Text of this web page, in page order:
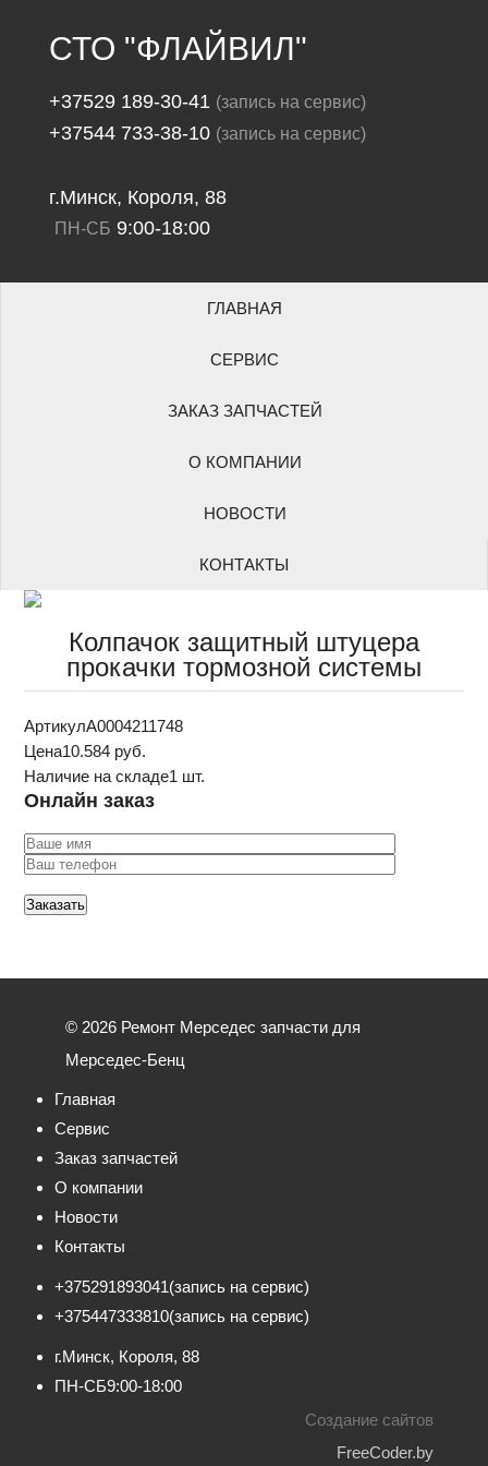
СТО "ФЛАЙВИЛ"
+37529 189-30-41 (запись на сервис)
+37544 733-38-10 (запись на сервис)
г.Минск, Короля, 88
ПН-СБ 9:00-18:00
ГЛАВНАЯ
СЕРВИС
ЗАКАЗ ЗАПЧАСТЕЙ
О КОМПАНИИ
НОВОСТИ
КОНТАКТЫ
Колпачок защитный штуцера
прокачки тормозной системы
АртикулA0004211748
Цена10.584 руб.
Наличие на складе1 шт.
Онлайн заказ
© 2026 Ремонт Мерседес запчасти для
Мерседес-Бенц
Главная
Сервис
Заказ запчастей
О компании
Новости
Контакты
+375291893041(запись на сервис)
+375447333810(запись на сервис)
г.Минск, Короля, 88
ПН-СБ9:00-18:00
Создание сайтов
FreeCoder.by